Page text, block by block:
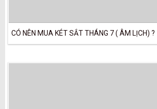
CÓ NÊN MUA KÉT SẮT THÁNG 7 ( ÂM LỊCH) ?